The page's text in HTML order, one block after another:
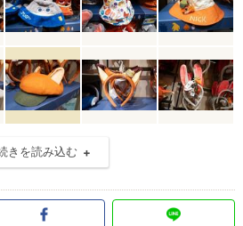
きを読み込む